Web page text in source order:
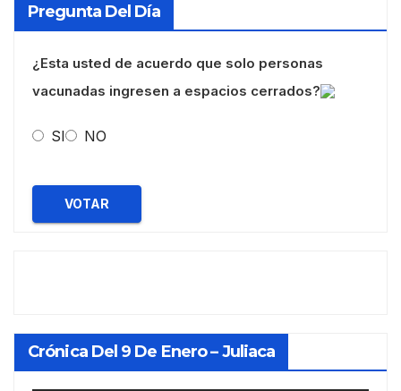
Pregunta Del Día
¿Esta usted de acuerdo que solo personas
vacunadas ingresen a espacios cerrados?
SI NO
VOTAR
Crónica Del 9 De Enero – Juliaca